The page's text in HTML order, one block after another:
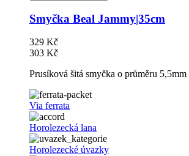
Smyčka Beal Jammy|35cm
329 Kč
303 Kč
Prusíková šitá smyčka o průměru
Via ferrata
Horolezecká lana
Horolezecké úvazky